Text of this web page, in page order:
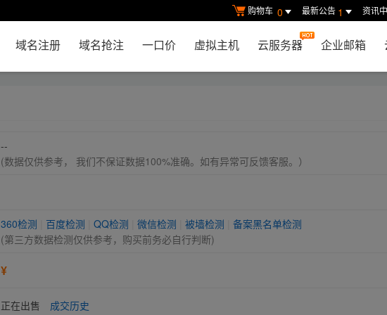
购物车 0 最新公告 1 资讯
域名注册 域名抢注 一口价 虚拟主机 云服务器 企业邮箱
--
(数据仅供参考， 我们不保证数据100%准确。如有异常可反馈客服。）
360检测 百度检测 QQ检测 微信检测 被墙检测
备案黑名单检测
(第三方数据检测仅供参考，购买前务必自行判断)
¥
正在出售 成交历史